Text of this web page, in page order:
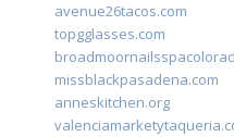
avenue26tacos.com
topgglasses.com
missblackpasadena.com
anneskitchen.org